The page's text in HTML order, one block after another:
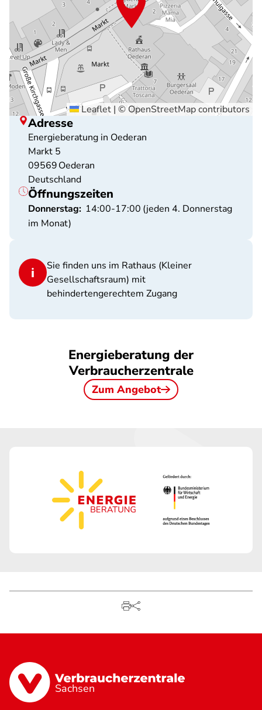
Leaflet | ©OpenStreetMapcontributors
Adresse
Energieberatung in Oederan
Markt 5
09569Oederan
Deutschland
Öffnungszeiten
Donnerstag: 14:00-17:00 (jeden 4. Donnerstag
im Monat)
Sie finden uns im Rathaus (Kleiner
Gesellschaftsraum) mit
behindertengerechtem Zugang
Energieberatung der
Verbraucherzentrale
Zum Angebot
Sachsen